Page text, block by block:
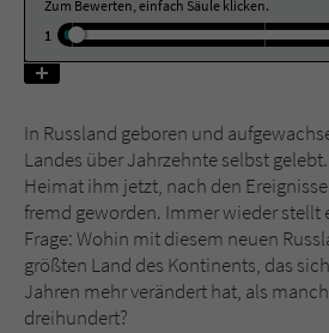
Zum Bewerten, einfach Säule klicken.
1
In Russland geboren und
Landes über Jahrzehnte selbst
Heimat ihm jetzt, nach den
fremd geworden. Immer wieder stellt
Frage: Wohin mit diesem neuen
größten Land des Kontinents, das
Jahren mehr verändert hat, als
dreihundert?
Name tx_pwcomments_ahash
Laufzeit 1 Jahr
Zweck Cookie für
Name fe_typo_user